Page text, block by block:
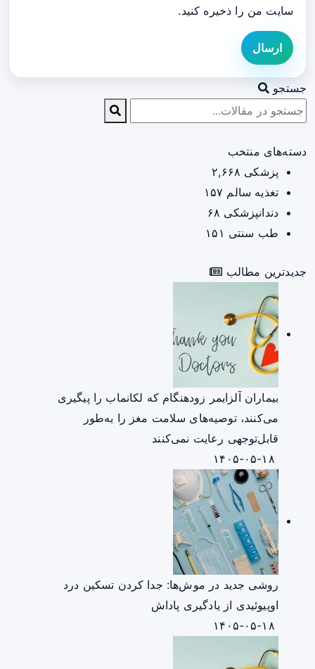
سایت من را ذخیره کنید.
ارسال
جستجو
دسته‌های منتخب
پزشکی ۲,۶۶۸
تغذیه سالم ۱۵۷
دندانپزشکی ۶۸
طب سنتی ۱۵۱
جدیدترین مطالب
بیماران آلزایمر زودهنگام که لکانماب را پیگیری
می‌کنند، توصیه‌های سلامت مغز را به‌طور
قابل‌توجهی رعایت نمی‌کنند
روشی جدید در موش‌ها: جدا کردن تسکین درد
اوپیوئیدی از یادگیری پاداش